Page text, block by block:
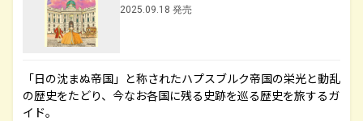
2025.09.18 発売
「日の沈まぬ帝国」と称されたハプスブルク帝国の栄光と動乱
の歴史をたどり、今なお各国に残る史跡を巡る歴史を旅するガ
イド。